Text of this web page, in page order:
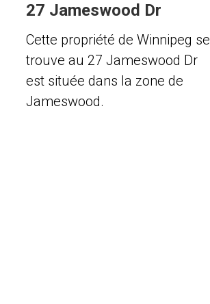
27 Jameswood Dr
Cette propriété de Winnipeg se
trouve au 27 Jameswood Dr
est située dans la zone de
Jameswood.